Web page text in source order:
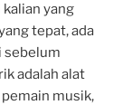
yang
tepat, ada
sebelum
adalah alat
musik,